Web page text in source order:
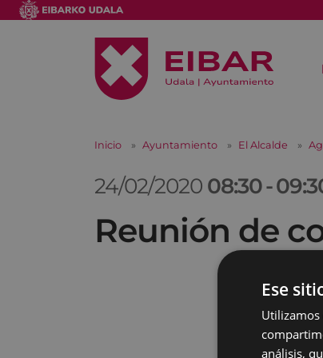
Inicio Ayuntamiento El Alcalde
24/02/2020 08:30-
Reunión de
Ese
análisis,